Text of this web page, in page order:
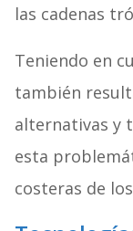
las cadenas
Teniendo en
también
alternativas y
esta
costeras de